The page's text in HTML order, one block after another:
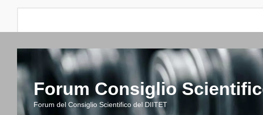
Forum Consiglio
Forum del Consiglio Scientifico del DIITET